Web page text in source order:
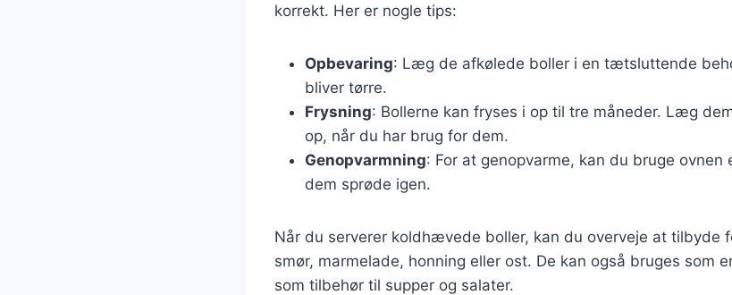
korrekt. Her er nogle tips:
Opbevaring: Læg de afkølede boller i en tætsluttende
bliver tørre.
Frysning: Bollerne kan fryses i op til tre måneder. Læg
op, når du har brug for dem.
Genopvarmning: For at genopvarme, kan du bruge
dem sprøde igen.
Når du serverer koldhævede boller, kan du overveje at tilbyde
smør, marmelade, honning eller ost. De kan også bruges som
som tilbehør til supper og salater.